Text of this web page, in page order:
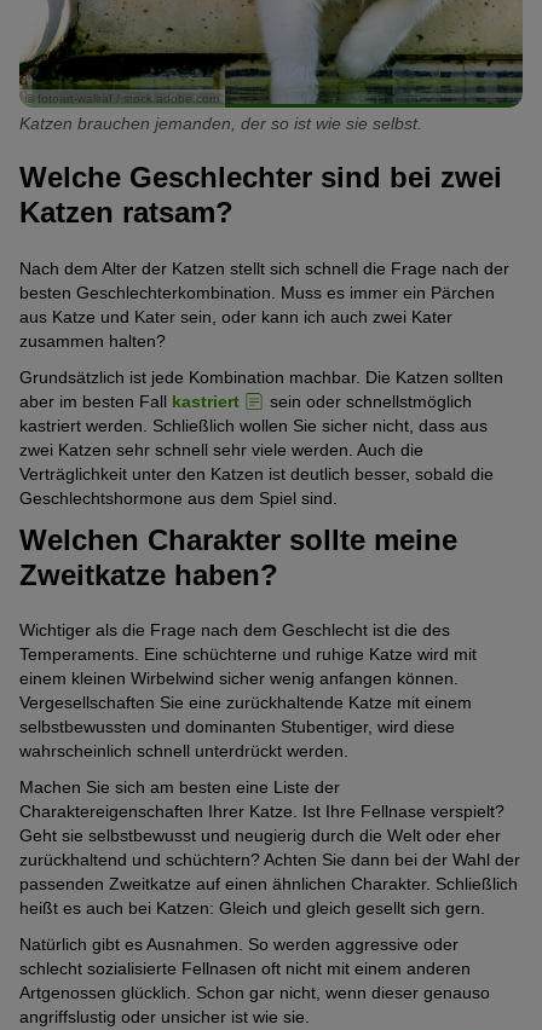
© fotoart-wallraf / stock.adobe.com
Katzen brauchen jemanden, der so ist wie sie selbst.
Welche Geschlechter sind bei zwei
Katzen ratsam?
Nach dem Alter der Katzen stellt sich schnell die Frage nach der
besten Geschlechterkombination. Muss es immer ein Pärchen
aus Katze und Kater sein, oder kann ich auch zwei Kater
zusammen halten?
Grundsätzlich ist jede Kombination machbar. Die Katzen sollten
aber im besten Fall kastriert
sein oder schnellstmöglich
kastriert werden. Schließlich wollen Sie sicher nicht, dass aus
zwei Katzen sehr schnell sehr viele werden. Auch die
Verträglichkeit unter den Katzen ist deutlich besser, sobald die
Geschlechtshormone aus dem Spiel sind.
Welchen Charakter sollte meine
Zweitkatze haben?
Wichtiger als die Frage nach dem Geschlecht ist die des
Temperaments. Eine schüchterne und ruhige Katze wird mit
einem kleinen Wirbelwind sicher wenig anfangen können.
Vergesellschaften Sie eine zurückhaltende Katze mit einem
selbstbewussten und dominanten Stubentiger, wird diese
wahrscheinlich schnell unterdrückt werden.
Machen Sie sich am besten eine Liste der
Charaktereigenschaften Ihrer Katze. Ist Ihre Fellnase verspielt?
Geht sie selbstbewusst und neugierig durch die Welt oder eher
zurückhaltend und schüchtern? Achten Sie dann bei der Wahl der
passenden Zweitkatze auf einen ähnlichen Charakter. Schließlich
heißt es auch bei Katzen: Gleich und gleich gesellt sich gern.
Natürlich gibt es Ausnahmen. So werden aggressive oder
schlecht sozialisierte Fellnasen oft nicht mit einem anderen
Artgenossen glücklich. Schon gar nicht, wenn dieser genauso
angriffslustig oder unsicher ist wie sie.